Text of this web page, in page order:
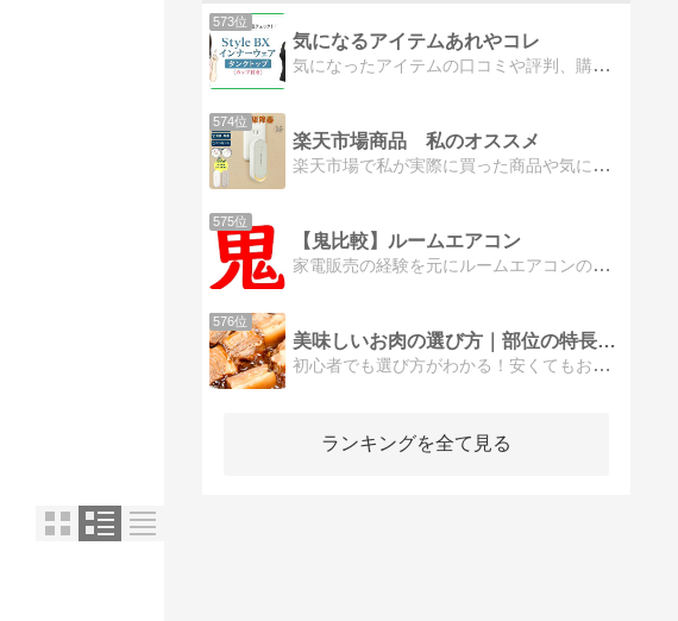
573位
気になるアイテムあれやコレ
気になったアイテムの口コミや評判、購入先などあれコレチェックしてみました
574位
楽天市場商品 私のオススメ
楽天市場で私が実際に買った商品や気に入ったものを紹介します
575位
【鬼比較】ルームエアコン
家電販売の経験を元にルームエアコンの違いを徹底比較！スマホでも見やすい「鬼比較表」で機能差を、「鬼価格表」で価格を一目で把握。家電量販店・メーカー直売へのボタンも一画面に集約。1日最大19回の価格更新の唯一無二のサイト。
576位
美味しいお肉の選び方｜部位の特長・用途を解りやすく解説
初心者でも選び方がわかる！安くてもおいしいお肉の見分け方をお肉のプロがご紹介します。。牛肉・豚肉・鶏肉などの部位・特長・用途などを部位別に解説します。お肉の部位を知ることで美味しいお肉選びにお役立てください。
ランキングを全て見る